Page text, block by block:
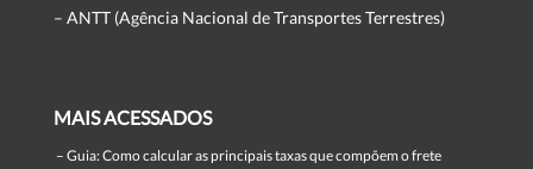
– ANTT (Agência Nacional de Transportes Terrestres)
MAIS ACESSADOS
– Guia: Como calcular as principais taxas que compõem o frete